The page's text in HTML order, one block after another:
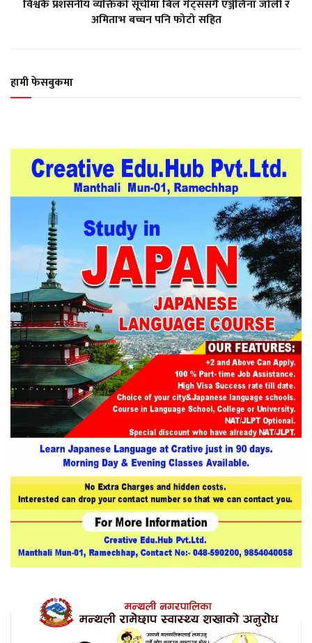
विश्वकै प्रशंसनीय व्यक्तिको सूचीमा बिल गेट्ससँगै एञ्जेलिना जोली र
अमिताभ बच्चन पनि फोटो सहित
हामी फेसबुकमा